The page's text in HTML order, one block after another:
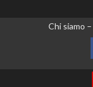
Chi siamo
Kallas